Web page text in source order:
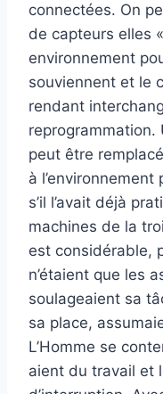
connectées. On
de capteurs elles
environnement
souviennent et le
rendant
reprogrammation.
peut être
à l’environnement
s’il l’avait déjà
machines de la
est considérable,
n’étaient que les
soulageaient sa
sa place,
L’Homme se
aient du travail et